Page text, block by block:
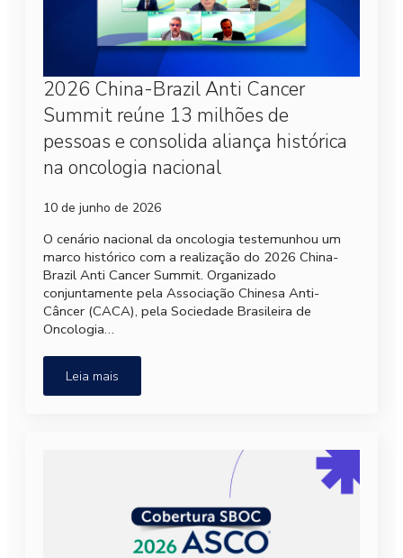
2026 China-Brazil Anti Cancer
Summit reúne 13 milhões de
pessoas e consolida aliança histórica
na oncologia nacional
10 de junho de 2026
O cenário nacional da oncologia testemunhou um
marco histórico com a realização do 2026 China-
Brazil Anti Cancer Summit. Organizado
conjuntamente pela Associação Chinesa Anti-
Câncer (CACA), pela Sociedade Brasileira de
Oncologia…
Leia mais